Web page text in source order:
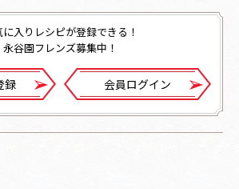
に入りレシピが登録できる！
永谷園フレンズ募集中！
録 会員ログイン